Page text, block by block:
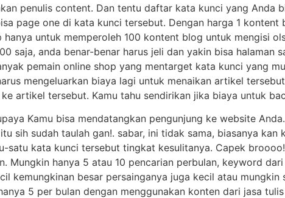
penulis content. Dan tentu daftar kata kunci yang Anda
page one di kata kunci tersebut. Dengan harga 1 kontent
untuk memperoleh 100 kontent blog untuk mengisi
saja, anda benar-benar harus jeli dan yakin bisa halaman
pemain online shop yang mentarget kata kunci yang
mengeluarkan biaya lagi untuk menaikan artikel
artikel tersebut. Kamu tahu sendirikan jika biaya untuk
Kamu bisa mendatangkan pengunjung ke website
sih sudah taulah gan!. sabar, ini tidak sama, biasanya
satu kata kunci tersebut tingkat kesulitanya. Capek
Mungkin hanya 5 atau 10 pencarian perbulan, keyword
kemungkinan besar persainganya juga kecil atau mungkin
5 per bulan dengan menggunakan konten dari jasa